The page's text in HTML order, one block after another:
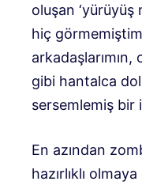
oluşan ‘yürüyüş
hiç
gibi hantalca
sersemlemiş bir
En azından
hazırlıklı